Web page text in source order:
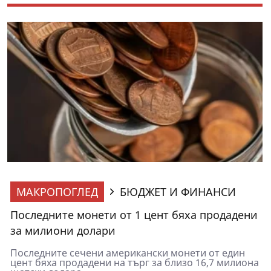
МАКРОПОГЛЕД
БЮДЖЕТ И ФИНАНСИ
Последните монети от 1 цент бяха продадени
за милиони долари
Последните сечени американски монети от един
цент бяха продадени на търг за близо 16,7 милиона